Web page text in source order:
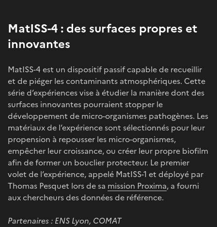
MatISS-4 : des surfaces propres et
innovantes
MatISS-4 est un dispositif passif capable de recueillir
et de piéger les contaminants atmosphériques. Cette
série d’expériences vise à étudier la manière dont des
surfaces innovantes pourraient stopper le
développement de micro-organismes pathogènes. Les
matériaux de l’expérience sont sélectionnés pour leur
propension à repousser les micro-organismes,
empêcher leur croissance, ou créer leur propre biofilm
afin de former un bouclier protecteur. Le premier
volet de l’expérience, appelé MatISS-1 et déployé par
Thomas Pesquet lors de sa mission Proxima, a fourni
aux chercheurs des données de référence.
Partenaires : ENS Lyon, COMAT